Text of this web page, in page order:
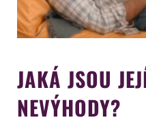
JAKÁ JSOU
NEVÝHODY?